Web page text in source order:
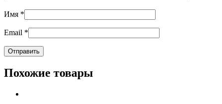
Имя *
Email *
Похожие товары